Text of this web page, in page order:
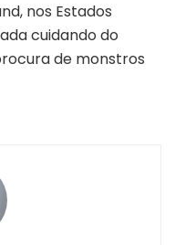
nos Estados
cuidando do
de monstros